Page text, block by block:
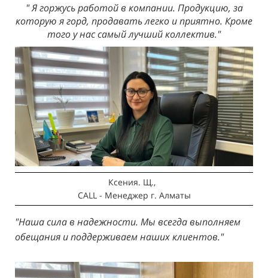
" Я горжусь работой в компании. Продукцию, за
которую я горд, продавать легко и приятно. Кроме
того у нас самый лучший коллектив."
Ксения. Щ.,
CALL - Менеджер г. Алматы
"Наша сила в надежности. Мы всегда выполняем
обещания и поддерживаем наших клиентов."